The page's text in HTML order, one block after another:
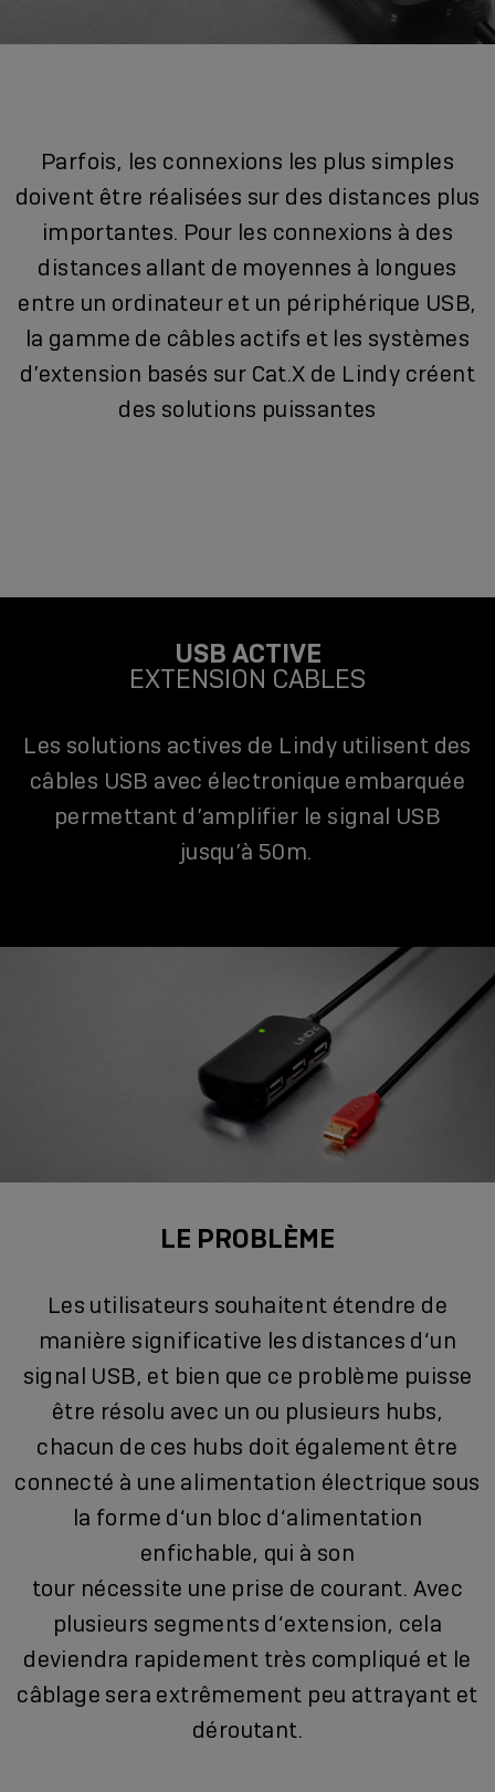
Parfois, les connexions les plus simples
doivent être réalisées sur des distances plus
importantes. Pour les connexions à des
distances allant de moyennes à longues
entre un ordinateur et un périphérique USB,
la gamme de câbles actifs et les systèmes
d’extension basés sur Cat.X de Lindy créent
des solutions puissantes
USB ACTIVE
EXTENSION CABLES
Les solutions actives de Lindy utilisent des
câbles USB avec électronique embarquée
permettant d’amplifier le signal USB
jusqu’à 50m.
LE PROBLÈME
Les utilisateurs souhaitent étendre de
manière significative les distances d‘un
signal USB, et bien que ce problème puisse
être résolu avec un ou plusieurs hubs,
chacun de ces hubs doit également être
connecté à une alimentation électrique sous
la forme d‘un bloc d‘alimentation
enfichable, qui à son
tour nécessite une prise de courant. Avec
plusieurs segments d‘extension, cela
deviendra rapidement très compliqué et le
câblage sera extrêmement peu attrayant et
déroutant.